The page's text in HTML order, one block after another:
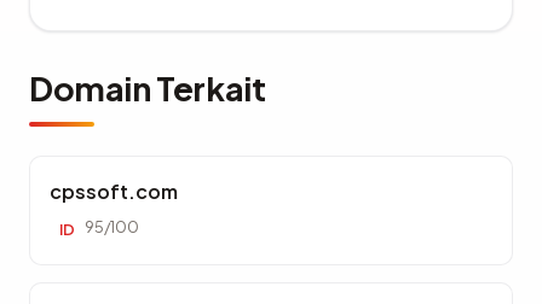
Domain Terkait
cpssoft.com
ID 95/100